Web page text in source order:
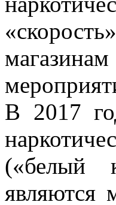
В 2017
(«белый
являются